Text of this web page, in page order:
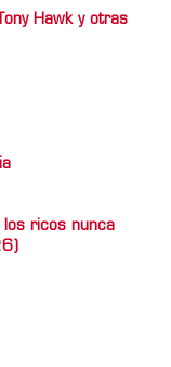
Hawk y otras
los ricos nunca